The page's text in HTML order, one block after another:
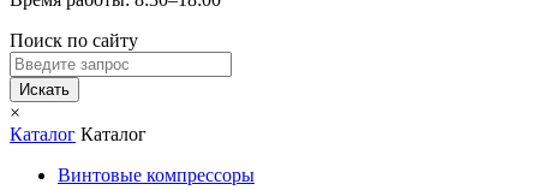
Поиск по сайту
Искать
×
Каталог Каталог
Винтовые компрессоры